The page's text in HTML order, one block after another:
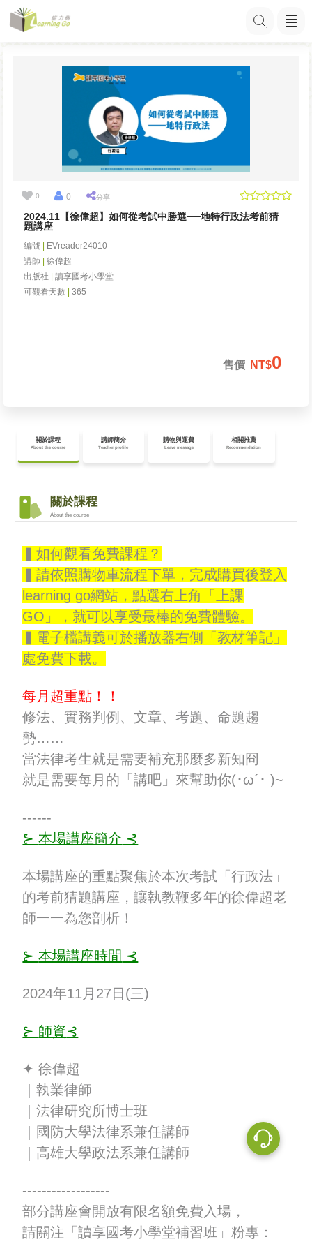
0 0 分享
2024.11【徐偉超】如何從考試中勝選──地特行政法考前猜
題講座
編號 | EVreader24010
講師 |徐偉超
出版社 |讀享國考小學堂
可觀看天數 |365
售價 NT$0
關於課程
About the course
講師簡介
Teacher profile
關於課程
▍如何觀看免費課程？
▍請依照購物車流程下單，完成購買後登入
learning go網站，點選右上角「上課
GO」，就可以享受最棒的免費體驗。
▍電子檔講義可於播放器右側「教材筆記」
處免費下載。
每月超重點！！
修法、實務判例、文章、考題、命題趨
勢……
當法律考生就是需要補充那麼多新知冏
就是需要每月的「講吧」來幫助你(･ω´･ )~
------
⊱本場講座簡介 ⊰
本場講座的重點聚焦於本次考試「行政法」
的考前猜題講座，讓執教鞭多年的徐偉超老
師一一為您剖析！
⊱本場講座時間 ⊰
2024年11月27日(三)
⊱ 師資⊰
✦ 徐偉超
｜執業律師
｜法律研究所博士班
｜國防大學法律系兼任講師
｜高雄大學政法系兼任講師
------------------
部分講座會開放有限名額免費入場，
請關注「讀享國考小學堂補習班」粉專：